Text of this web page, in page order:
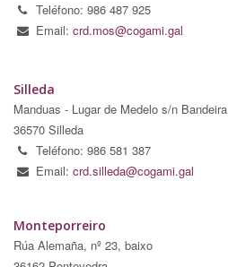
Teléfono: 986 487 925
Email: crd.mos@cogami.gal
Silleda
Manduas - Lugar de Medelo s/n Bandeira
36570 Silleda
Teléfono: 986 581 387
Email: crd.silleda@cogami.gal
Monteporreiro
Rúa Alemaña, nº 23, baixo